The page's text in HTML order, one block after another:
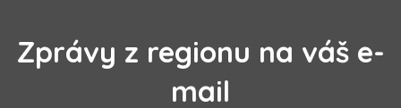
Zprávy z regionu na váš e-
mail